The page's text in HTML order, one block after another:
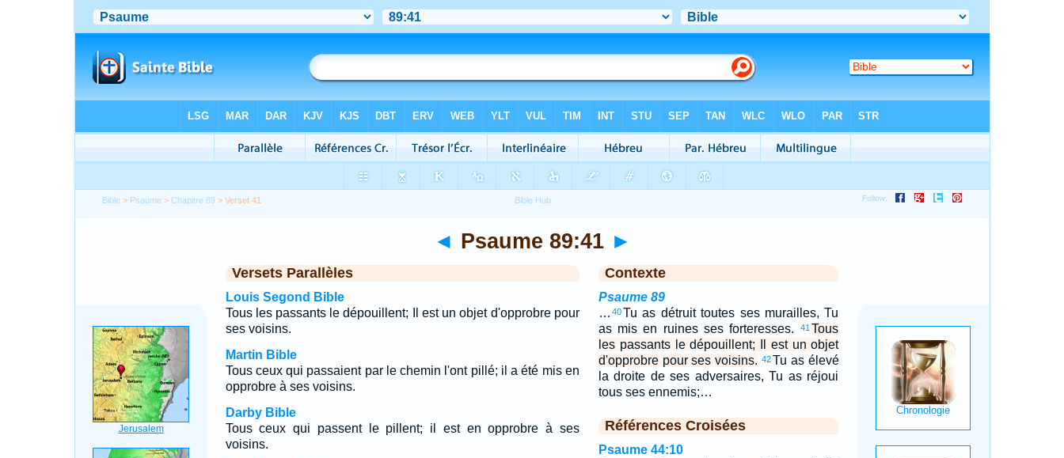
Bible > Psaume >Chapitre 89 > Verset 41
◄ Psaume 89:41 ►
Versets Parallèles
Louis Segond Bible
Tous les passants le dépouillent; Il est un objet d'opprobre pour
ses voisins.
Martin Bible
Tous ceux qui passaient par le chemin l'ont pillé; il a été mis en
opprobre à ses voisins.
Darby Bible
Tous ceux qui passent le pillent; il est en opprobre à ses
voisins.
Contexte
Psaume 89
… 40Tu as détruit toutes ses murailles, Tu
as mis en ruines ses forteresses.
41 Tous
les passants le dépouillent; Il est un objet
d'opprobre pour ses voisins. 42Tu as élevé
la droite de ses adversaires, Tu as réjoui
tous ses ennemis;…
Références Croisées
Psaume 44:10